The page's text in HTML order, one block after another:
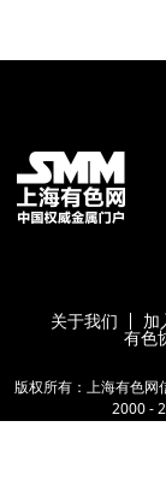
关于我们 加
有色
版权所有：上海有色网
2000 -